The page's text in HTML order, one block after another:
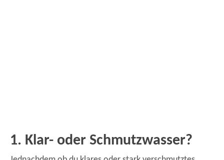
1. Klar- oder Schmutzwasser?